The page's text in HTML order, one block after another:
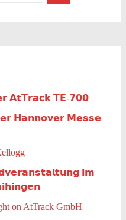
𝗔𝘁𝗧𝗿𝗮𝗰𝗸 𝗧𝗘-𝟳𝟬𝟬
𝗛𝗮𝗻𝗻𝗼𝘃𝗲𝗿 𝗠𝗲𝘀𝘀𝗲
𝗶𝗺
on AtTrack GmbH